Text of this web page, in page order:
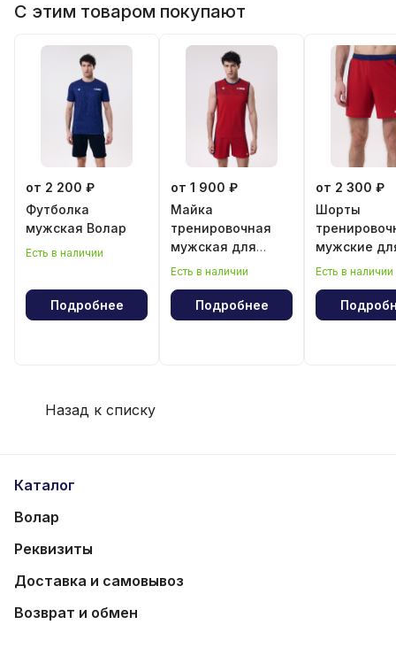
С этим товаром покупают
от 2 200 ₽
Футболка
мужская Волар
Есть в наличии
Подробнее
от 1 900 ₽
Майка
тренировочная
мужская для
классического
Есть в наличии
Подробнее
от 2 300 ₽
Шорты
мужские
Есть в наличии
Назад к списку
Каталог
Волар
Реквизиты
Доставка и самовывоз
Возврат и обмен